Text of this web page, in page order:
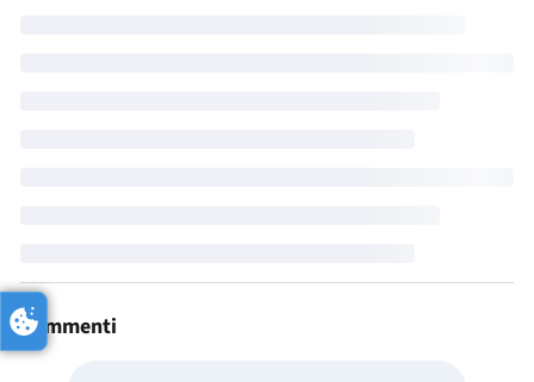
Commenti